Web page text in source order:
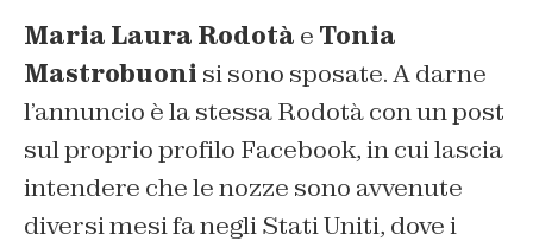
Maria Laura Rodotà e Tonia
Mastrobuoni si sono sposate. A darne
l’annuncio è la stessa Rodotà con un post
sul proprio profilo Facebook, in cui lascia
intendere che le nozze sono avvenute
diversi mesi fa negli Stati Uniti, dove i